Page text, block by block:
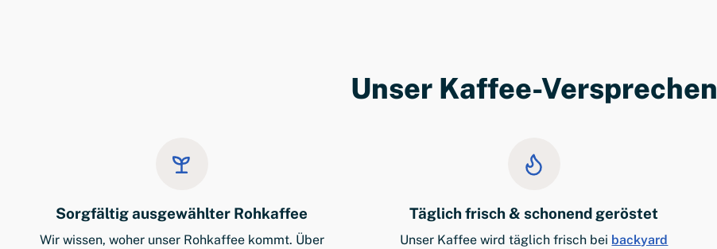
Unser Kaffee-Versprechen
Sorgfältig ausgewählter Rohkaffee
Wir wissen, woher unser Rohkaffee kommt. Über
Täglich frisch & schonend geröstet
Unser Kaffee wird täglich frisch bei backyard